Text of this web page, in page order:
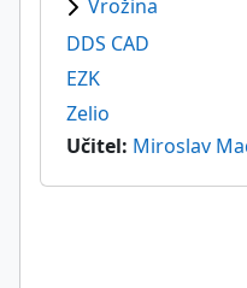
Vrožina
DDS CAD
EZK
Zelio
Učitel: Miroslav